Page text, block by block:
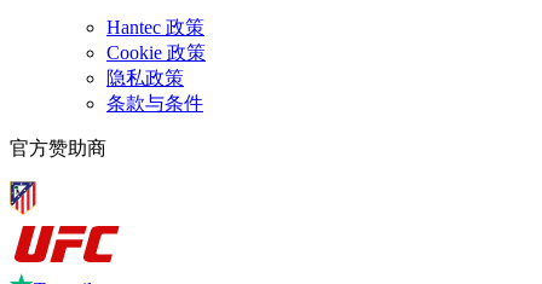
Hantec 政策
Cookie 政策
隐私政策
条款与条件
官方赞助商